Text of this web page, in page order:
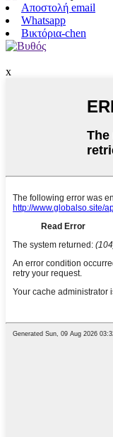
Αποστολή email
Whatsapp
Βικτόρια-chen
x